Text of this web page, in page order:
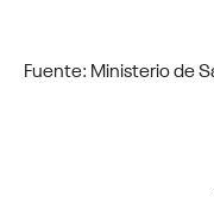
Fuente: Ministerio de